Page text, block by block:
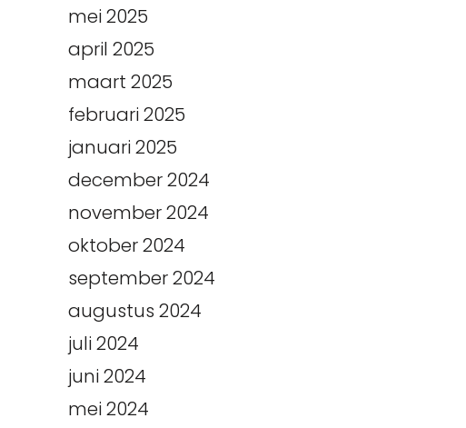
mei 2025
april 2025
maart 2025
februari 2025
januari 2025
december 2024
november 2024
oktober 2024
september 2024
augustus 2024
juli 2024
juni 2024
mei 2024